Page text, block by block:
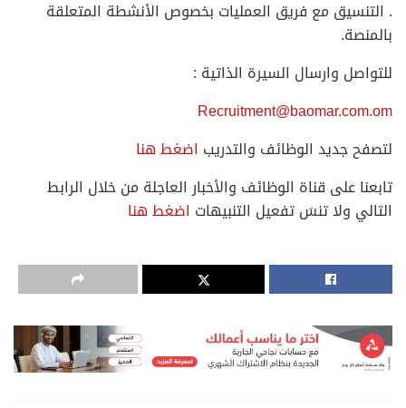
. التنسيق مع فريق العمليات بخصوص الأنشطة المتعلقة
بالمنصة.
للتواصل وارسال السيرة الذاتية :
Recruitment@baomar.com.om
لتصفح جديد الوظائف والتدريب اضغط هنا
تابعنا على قناة الوظائف والأخبار العاجلة من خلال الرابط
التالي ولا تنسَ تفعيل التنبيهات اضغط هنا